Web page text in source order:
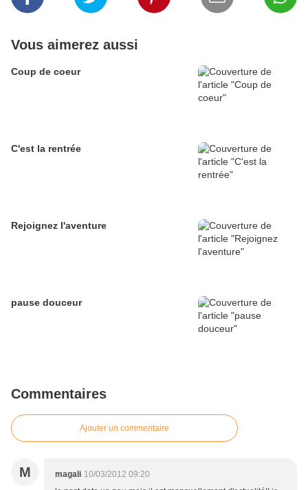
Vous aimerez aussi
Coup de coeur
C'est la rentrée
Rejoignez l'aventure
pause douceur
Commentaires
Ajouter un commentaire
M magali 10/03/2012 09:20